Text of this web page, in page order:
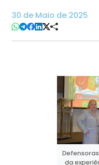
30 de Maio de 2025
da